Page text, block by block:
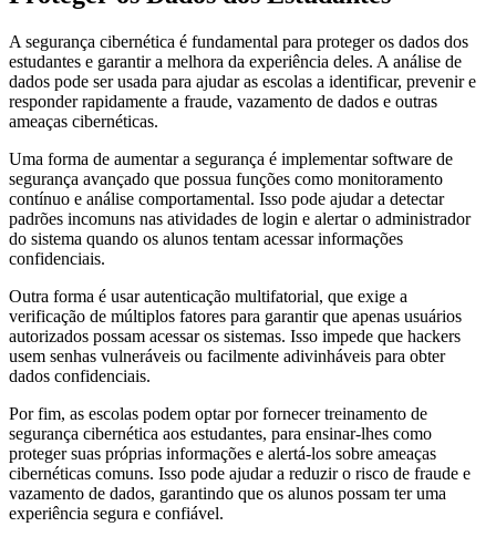
A segurança cibernética é fundamental para proteger os dados dos
estudantes e garantir a melhora da experiência deles. A análise de
dados pode ser usada para ajudar as escolas a identificar, prevenir e
responder rapidamente a fraude, vazamento de dados e outras
ameaças cibernéticas.
Uma forma de aumentar a segurança é implementar software de
segurança avançado que possua funções como monitoramento
contínuo e análise comportamental. Isso pode ajudar a detectar
padrões incomuns nas atividades de login e alertar o administrador
do sistema quando os alunos tentam acessar informações
confidenciais.
Outra forma é usar autenticação multifatorial, que exige a
verificação de múltiplos fatores para garantir que apenas usuários
autorizados possam acessar os sistemas. Isso impede que hackers
usem senhas vulneráveis ou facilmente adivinháveis para obter
dados confidenciais.
Por fim, as escolas podem optar por fornecer treinamento de
segurança cibernética aos estudantes, para ensinar-lhes como
proteger suas próprias informações e alertá-los sobre ameaças
cibernéticas comuns. Isso pode ajudar a reduzir o risco de fraude e
vazamento de dados, garantindo que os alunos possam ter uma
experiência segura e confiável.